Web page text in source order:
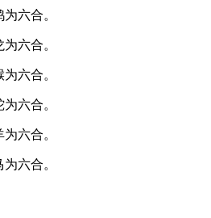
六合。
六合。
六合。
六合。
六合。
六合。